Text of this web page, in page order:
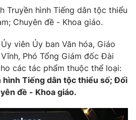
Truyền hình Tiếng dân tộc thiểu
Chuyên đề - Khoa giáo.
viên Ủy ban Văn hóa, Giáo
Phó Tổng Giám đốc Đài
các tác phẩm thuộc thể loại:
Tiếng dân tộc thiểu số; Đối
đề - Khoa giáo.